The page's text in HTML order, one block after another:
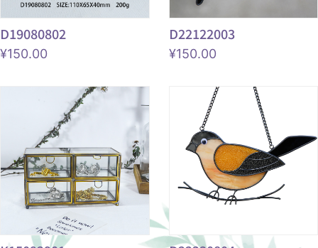
D19080802
¥150.00
D22122003
¥150.00